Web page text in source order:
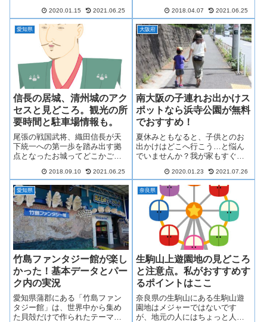
らない人がいない個性的なキャ
ラたちを生み出した漫画家こ
そ、藤子・F・不二雄先生です。
そんな藤子・F・不二雄先生のミ
ュージアムが川崎市にあるとい
うので行ってきました。
2020.01.15 2021.06.25
ます。「どこにあるの？」とい
う感じなんですが、東京から案
外近いです。ただし、知らない
と損する注意点もいくつかあり
ます。私が行ってみた感想をリ
ポートします。
2018.04.07 2021.06.25
愛知県
信長の居城、清州城のアク
セスと見どころ。観光の所
要時間と駐車場情報も。
尾張の戦国武将、織田信長が天
下統一への第一歩を踏み出す拠
点となったお城ってどこかご存
す。信長の歴史の第一歩は「清
州城」なんです。清洲城には信
長の甲冑や衣装はもちろん、関
わりの深かった戦国武将達との
歴史も紹介されています。今回
は、「清州城」の見所や意外と
知られていない桜の名所などを
紹介します。
2018.09.10 2021.06.25
大阪府
南大阪の子連れお出かけス
ポットなら浜寺公園が無料
でおすすめ！
夏休みともなると、子供とのお
出かけはどこへ行こう…と悩ん
でいませんか？我が家もすぐ
求してきてお出かけパターンが
マンネリしてしまう毎日です。
かといって毎日のことなのでな
るべくお金がかからない場所が
いいですよね。そこで、今回は
南大阪の近辺で子供と行ける無
料のおすすめスポットを紹介し
たいと思います。
2020.01.23 2021.07.26
愛知県
竹島ファンタジー館が楽し
かった！基本データとパー
ク内の実況
愛知県蒲郡にある「竹島ファン
タジー館」は、世界中から集め
た貝殻だけで作られたテーマパ
奈良県
生駒山上遊園地の見どころ
と注意点。私がおすすめす
るポイントはここ
奈良県の生駒山にある生駒山遊
園地はメジャーではないです
が、地元の人にはちょっと人気